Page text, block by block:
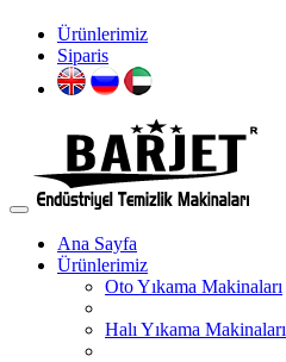
Ürünlerimiz
Siparis
Ana Sayfa
Ürünlerimiz
Oto Yıkama Makinaları
Halı Yıkama Makinaları